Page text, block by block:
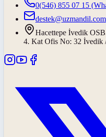
0(546) 855 07 15
destek@uzmandil.com
Hacettepe İvedik
4. Kat Ofis No: 32